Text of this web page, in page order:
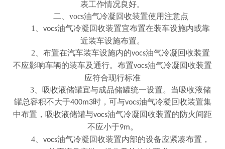
表工作情况良好。
二、 vocs油气冷凝回收装置使用注意点
1
vocs油气冷凝回收装置宜布置在装车设施内或靠
近装车设施布置。
2 、布置在汽车装车设施内的vocs油气冷凝回收装置
不应影响车辆的装车及通行。布置vocs油气冷凝回收装置
应符合现行标准
3 、吸收液储罐宜与成品储罐统一设置。当吸收液储
罐总容积不大于400m3时，可与vocs油气冷凝回收装置集
中布置，吸收液储罐与vocs油气冷凝回收装置的防火间距
不应小于9m。
4
vocs油气冷凝回收装置内部的设备应紧凑布置，